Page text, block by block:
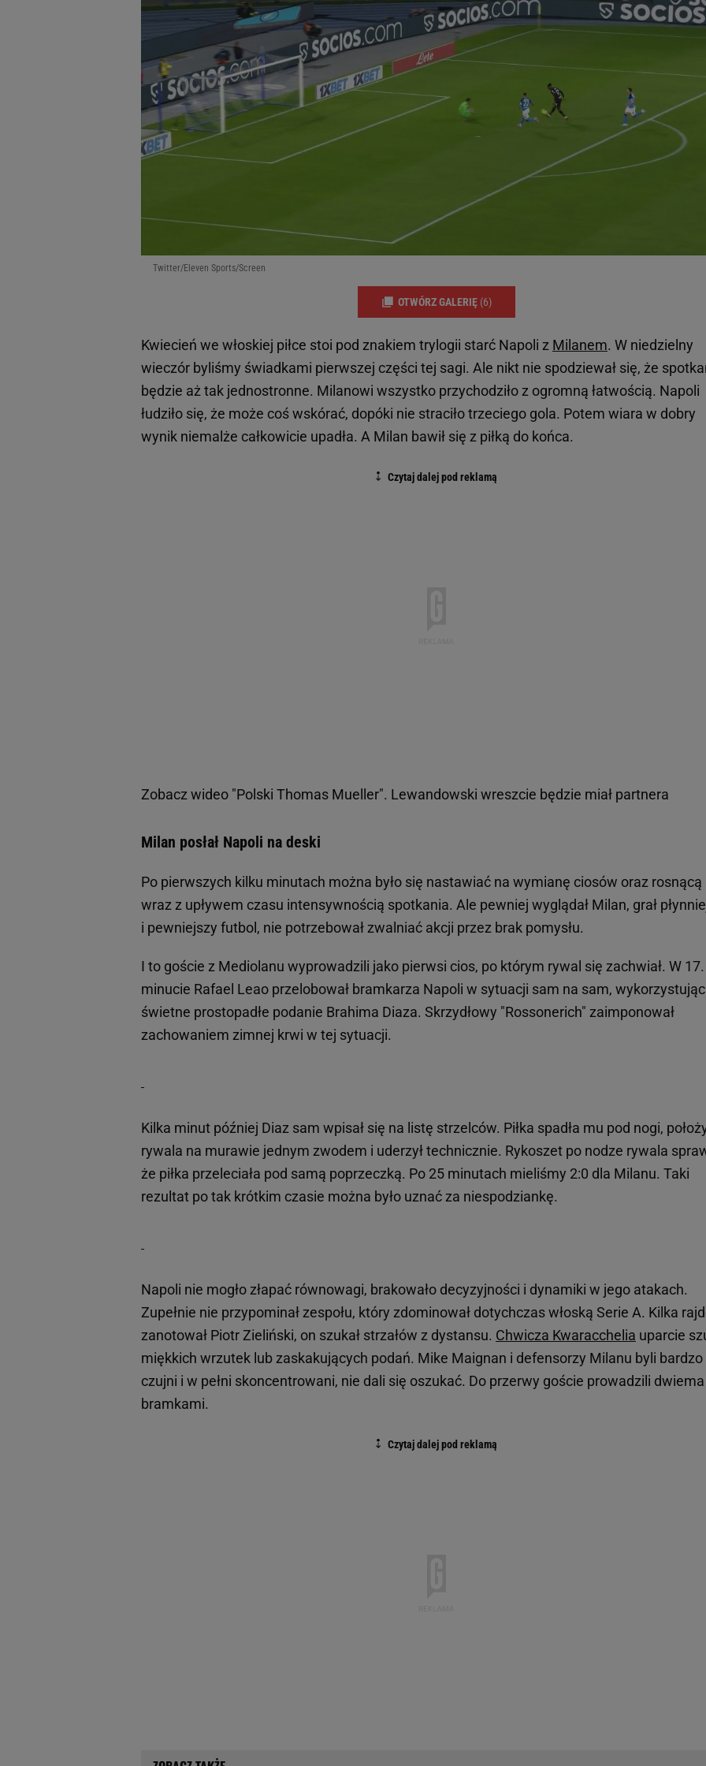
Twitter/Eleven Sports/Screen
OTWÓRZ GALERIĘ (6)
Kwiecień we włoskiej piłce stoi pod znakiem trylogii starć Napoli z Milanem. W niedzielny
wieczór byliśmy świadkami pierwszej części tej sagi. Ale nikt nie spodziewał się, że
będzie aż tak jednostronne. Milanowi wszystko przychodziło z ogromną łatwością. Napoli
łudziło się, że może coś wskórać, dopóki nie straciło trzeciego gola. Potem wiara w dobry
wynik niemalże całkowicie upadła. A Milan bawił się z piłką do końca.
Zobacz wideo "Polski Thomas Mueller". Lewandowski wreszcie będzie miał partnera
Milan posłał Napoli na deski
Po pierwszych kilku minutach można było się nastawiać na wymianę ciosów oraz rosnącą
wraz z upływem czasu intensywnością spotkania. Ale pewniej wyglądał Milan, grał
i pewniejszy futbol, nie potrzebował zwalniać akcji przez brak pomysłu.
I to goście z Mediolanu wyprowadzili jako pierwsi cios, po którym rywal się zachwiał. W 17.
minucie Rafael Leao przelobował bramkarza Napoli w sytuacji sam na sam, wykorzystując
świetne prostopadłe podanie Brahima Diaza. Skrzydłowy "Rossonerich" zaimponował
zachowaniem zimnej krwi w tej sytuacji.
Kilka minut później Diaz sam wpisał się na listę strzelców. Piłka spadła mu pod nogi,
rywala na murawie jednym zwodem i uderzył technicznie. Rykoszet po nodze rywala
że piłka przeleciała pod samą poprzeczką. Po 25 minutach mieliśmy 2:0 dla Milanu. Taki
rezultat po tak krótkim czasie można było uznać za niespodziankę.
Napoli nie mogło złapać równowagi, brakowało decyzyjności i dynamiki w jego atakach.
Zupełnie nie przypominał zespołu, który zdominował dotychczas włoską Serie A. Kilka
zanotował Piotr Zieliński, on szukał strzałów z dystansu. Chwicza Kwaracchelia uparcie
miękkich wrzutek lub zaskakujących podań. Mike Maignan i defensorzy Milanu byli bardzo
czujni i w pełni skoncentrowani, nie dali się oszukać. Do przerwy goście prowadzili dwiema
bramkami.